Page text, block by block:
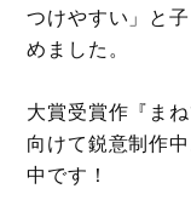
つけやすい」と
めました。
大賞受賞作『ま
向けて鋭意制作
中です！